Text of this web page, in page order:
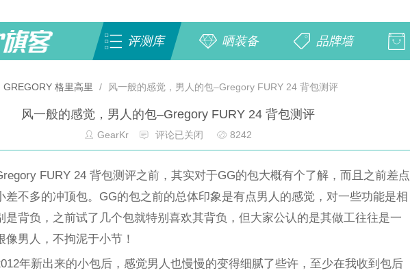
评测库 晒装备 品牌墙
GREGORY 格里高里 / 风一般的感觉，男人的包–Gregory FURY 24 背包测评
风一般的感觉，男人的包–Gregory FURY 24 背包测评
GearKr 评论已关闭 8242
FURY 24 背包测评之前，其实对于GG的包大概有个了解，而且之前差点
差不多的冲顶包。GG的包之前的总体印象是有点男人的感觉，对一些功能是相
是背负，之前试了几个包就特别喜欢其背负，但大家公认的是其做工往往是一
像男人，不拘泥于小节！
年新出来的小包后，感觉男人也慢慢的变得细腻了些许，至少在我收到包后